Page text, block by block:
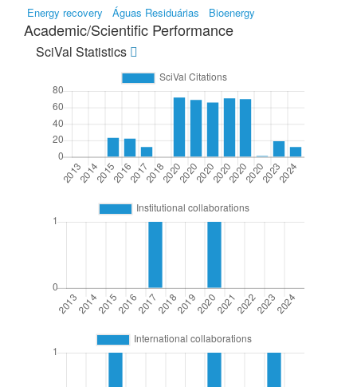
Energy recovery
Águas Residuárias Bioenergy
Academic/Scientific Performance
SciVal Statistics